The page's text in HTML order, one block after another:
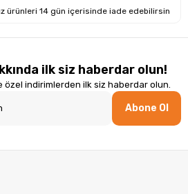
ürünleri 14 gün içerisinde iade edebilirsin
ilk siz haberdar olun!
özel indirimlerden ilk siz haberdar olun.
Abone Ol